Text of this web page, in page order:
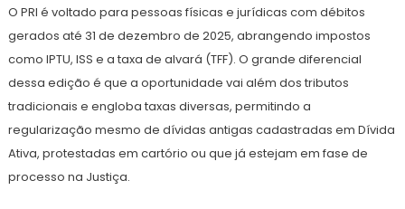
O PRI é voltado para pessoas físicas e jurídicas com débitos
gerados até 31 de dezembro de 2025, abrangendo impostos
como IPTU, ISS e a taxa de alvará (TFF). O grande diferencial
dessa edição é que a oportunidade vai além dos tributos
tradicionais e engloba taxas diversas, permitindo a
regularização mesmo de dívidas antigas cadastradas em Dívida
Ativa, protestadas em cartório ou que já estejam em fase de
processo na Justiça.